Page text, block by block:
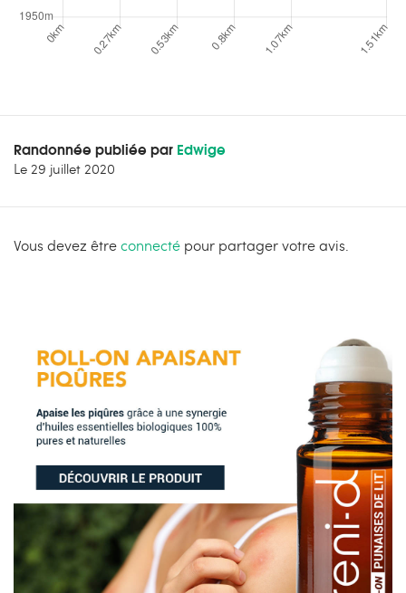
Randonnée publiée par Edwige
Le 29 juillet 2020
Vous devez êtreconnecté pour partager votre avis.